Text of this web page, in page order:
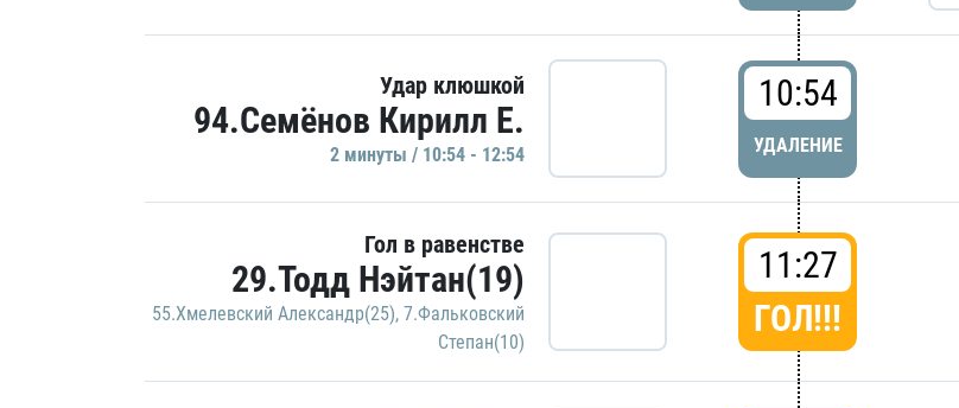
Удар клюшкой
94.Семёнов Кирилл Е.
2 минуты / 10:54 - 12:54
10:54
УДАЛЕНИЕ
Гол в равенстве
29.Тодд Нэйтан(19)
55.Хмелевский Александр(25), 7.Фальковский
Степан(10)
11:27
ГОЛ!!!